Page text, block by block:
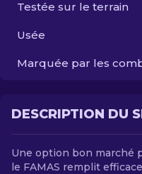
Testée sur le terrain
Usée
Marquée par les
DESCRIPTION DU
Une option bon marché
le FAMAS remplit